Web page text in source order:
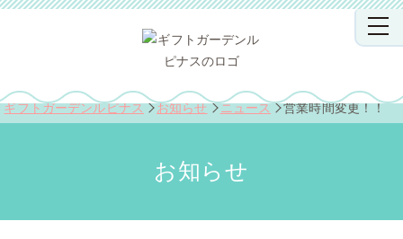
ギフトガーデンルピナス お知らせ ニュース 営業時間変更！！
お知らせ